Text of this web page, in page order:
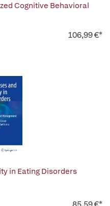
Cognitive Behavioral
106,99 €*
in Eating Disorders